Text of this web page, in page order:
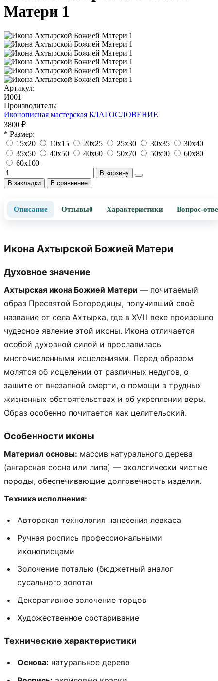
Матери 1
Артикул:
И001
Производитель:
Иконописная мастерская БЛАГОСЛОВЕНИЕ
3800 ₽
* Размер:
15х20
10х15 20х25 25х30 30х35
30х40
35х50
40х50 40х60 50х70 50х90
60х80
60х100
В корзину
В закладки
В сравнение
Описание Отзывы0 Характеристики Вопрос-
Икона Ахтырской Божией Матери
Духовное значение
Ахтырская икона Божией Матери — почитаемый
образ Пресвятой Богородицы, получивший своё
название от села Ахтырка, где в XVIII веке произошло
чудесное явление этой иконы. Икона отличается
особой духовной силой и прославилась
многочисленными исцелениями. Перед образом
молятся об исцелении от различных недугов, о
защите от внезапной смерти, о помощи в трудных
жизненных обстоятельствах и об укреплении веры.
Образ особенно почитается как целительский.
Особенности иконы
Материал основы: массив натурального дерева
(ангарская сосна или липа) — экологически чистые
породы, обеспечивающие долговечность изделия.
Техника исполнения:
Авторская технология нанесения левкаса
Ручная роспись профессиональными
иконописцами
Золочение поталью (бюджетный аналог
сусального золота)
Декоративное золочение торцов
Художественное состаривание
Технические характеристики
Основа: натуральное дерево